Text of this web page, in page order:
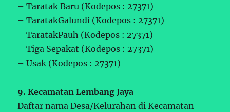
– Taratak Baru (Kodepos : 27371)
– TaratakGalundi (Kodepos : 27371)
– TaratakPauh (Kodepos : 27371)
– Tiga Sepakat (Kodepos : 27371)
– Usak (Kodepos : 27371)
9. Kecamatan Lembang Jaya
Daftar nama Desa/Kelurahan di Kecamatan